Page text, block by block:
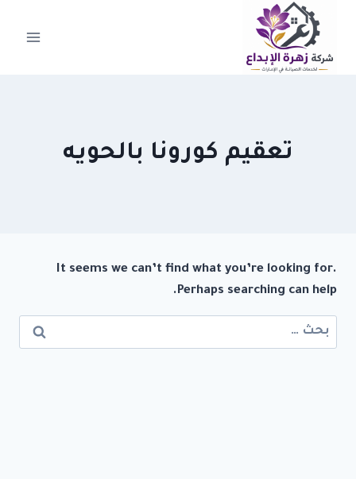
التجاوز
المحتوى
تعقيم كورونا بالحويه
It seems we can’t find what you’re looking for.
Perhaps searching can help.
البحث
عن: